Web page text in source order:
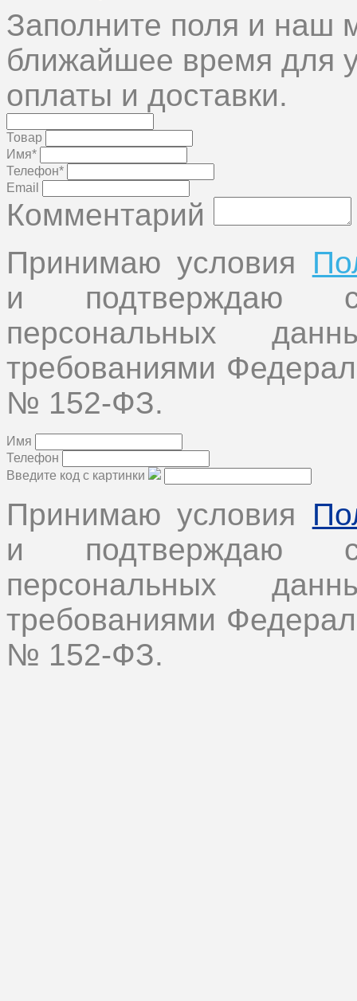
Заполните поля и наш
ближайшее время для
оплаты и доставки.
Товар
Имя*
Телефон*
Email
Комментарий
Принимаю условия
и подтверждаю
персональных
требованиями
№ 152-ФЗ.
Имя
Телефон
Введите код с картинки
Принимаю условия
и подтверждаю
персональных
требованиями
№ 152-ФЗ.